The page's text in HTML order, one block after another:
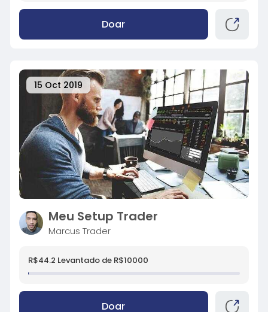
Doar
15 Oct 2019
Meu Setup Trader
Marcus Trader
R$44.2 Levantado de R$10000
Doar